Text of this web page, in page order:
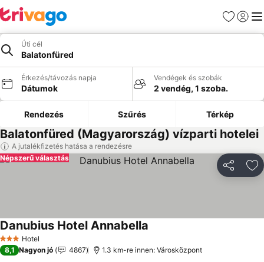
Kedvencek
Úti cél
Balatonfüred
Érkezés/távozás napja
Dátumok
Vendégek és szobák
2 vendég, 1 szoba.
Rendezés Szűrés Térkép
Balatonfüred (Magyarország) vízparti hotelei
A jutalékfizetés hatása a rendezésre
Népszerű választás
3 Kategória
Hotel
Danubius Hotel Annabella
8,1 Nagyon jó 4867 1.3 km-re innen: Városközpont